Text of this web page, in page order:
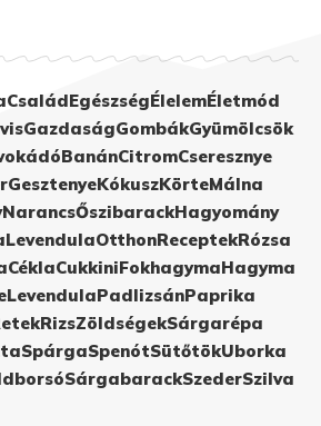
CsaládEgészségÉlelemÉletmód
GazdaságGombákGyümölcsök
BanánCitromCseresznye
GesztenyeKókuszKörteMálna
NarancsŐszibarackHagyomány
LevendulaOtthonReceptekRózsa
CéklaCukkiniFokhagymaHagyma
LevendulaPadlizsánPaprika
RizsZöldségekSárgarépa
SpárgaSpenótSütőtökUborka
SárgabarackSzederSzilva